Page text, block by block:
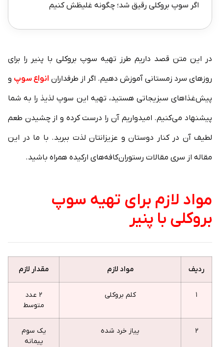
اگر سوپ بروکلی رقیق شد؛ چگونه غلیظش کنیم
در این متن قصد داریم طرز تهیه سوپ بروکلی با پنیر را برای
روزهای سرد زمستانی آموزش دهیم. اگر از طرفداران انواع سوپ و
پیش‌غذاهای سبزیجاتی هستید، تهیه این سوپ لذیذ را به شما
پیشنهاد می‌کنیم. امیدواریم آن را درست کرده و از چشیدن طعم
لطیف آن در کنار دوستان و عزیزانتان لذت ببرید. با ما در این
مقاله از سری مقالات رستوران‌کافه‌های ارکیده همراه باشید.
مواد لازم برای تهیه سوپ
بروکلی با پنیر
ردیف مواد لازم مقدار لازم
۱ کلم بروکلی
۲ عدد
متوسط
۲ پیاز خرد شده
یک سوم
پیمانه